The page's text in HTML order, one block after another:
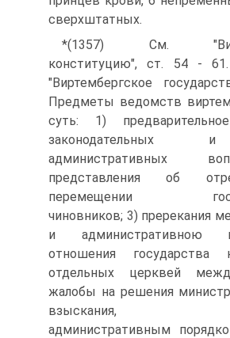
сверхштатных.
*(1357) См.
конституцию", ст. 54 -
"Виртембергское
Предметы ведомств
суть: 1)
административных
представления об
перемещении
чиновников; 3) пререкания
и административною
отношения
отдельных церквей
жалобы на решения
взыскания,
административным